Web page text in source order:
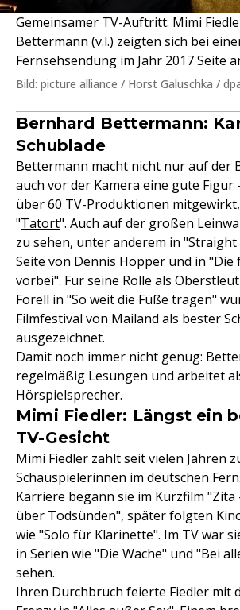
Gemeinsamer TV-Auftritt: Mimi
Bettermann (v.l.) zeigten sich bei
Fernsehsendung im Jahr 2017 Seite
Bild: picture alliance / Horst Galuschka /
Bernhard Bettermann:
Schublade
Bettermann macht nicht nur auf der
auch vor der Kamera eine gute
über 60 TV-Produktionen
"Tatort". Auch auf der großen
zu sehen, unter anderem in
Seite von Dennis Hopper und in "Die
vorbei". Für seine Rolle als
Forell in "So weit die Füße tragen"
Filmfestival von Mailand als bester
ausgezeichnet.
Damit noch immer nicht genug:
regelmäßig Lesungen und arbeitet
Hörspielsprecher.
Mimi Fiedler: Längst ein
TV-Gesicht
Mimi Fiedler zählt seit vielen Jahren
Schauspielerinnen im deutschen
Karriere begann sie im Kurzfilm "Zita
über Todsünden", später folgten
wie "Solo für Klarinette". Im TV war
in Serien wie "Die Wache" und "Bei
sehen.
Ihren Durchbruch feierte Fiedler mit